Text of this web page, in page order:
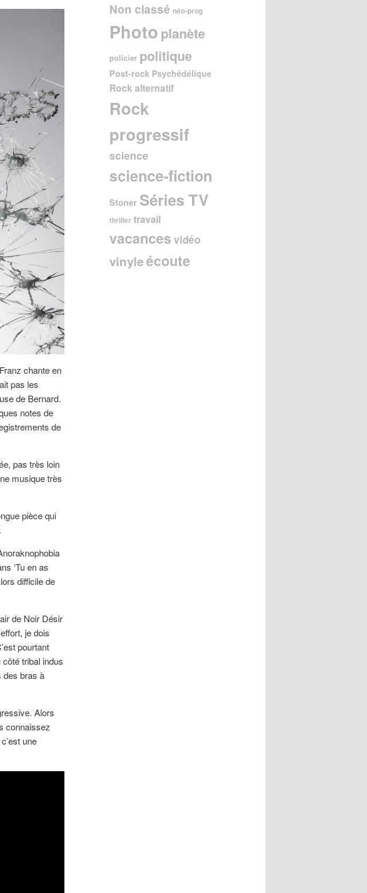
chante en
pas les
de Bernard.
notes de
de
pas très loin
musique très
pièce qui
‘Tu en as
difficile de
de Noir Désir
je dois
pourtant
tribal indus
des bras à
Alors
connaissez
une
Non classé néo-prog
Photo planète
policier politique
Post-rock Psychédélique
Rock alternatif
Rock
progressif
science
science-fiction
Stoner Séries TV
thriller travail
vacances vidéo
vinyleécoute